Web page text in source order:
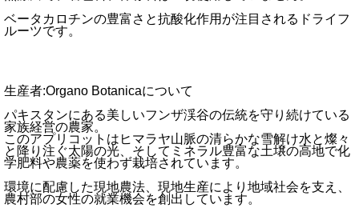
ベータカロチンの豊富さと抗酸化作用が注目されるドライフ
ルーツです。
生産者:Organo Botanicaについて
パキスタンにある美しいフンザ渓谷の伝統を守り続けている
家族経営の農家。
このアプリコットはヒマラヤ山脈の清らかな雪解け水と燦々
と降り注ぐ太陽の光、そしてミネラル豊富な土壌の高地で化
学肥料や農薬を使わず栽培されています。
環境に配慮した現地農法、現地生産により地域社会を支え、
農村部の女性の就業機会を創出しています。